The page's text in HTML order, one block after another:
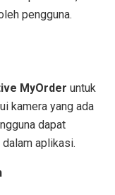
pengguna.
MyOrder untuk
kamera yang ada
dapat
aplikasi.